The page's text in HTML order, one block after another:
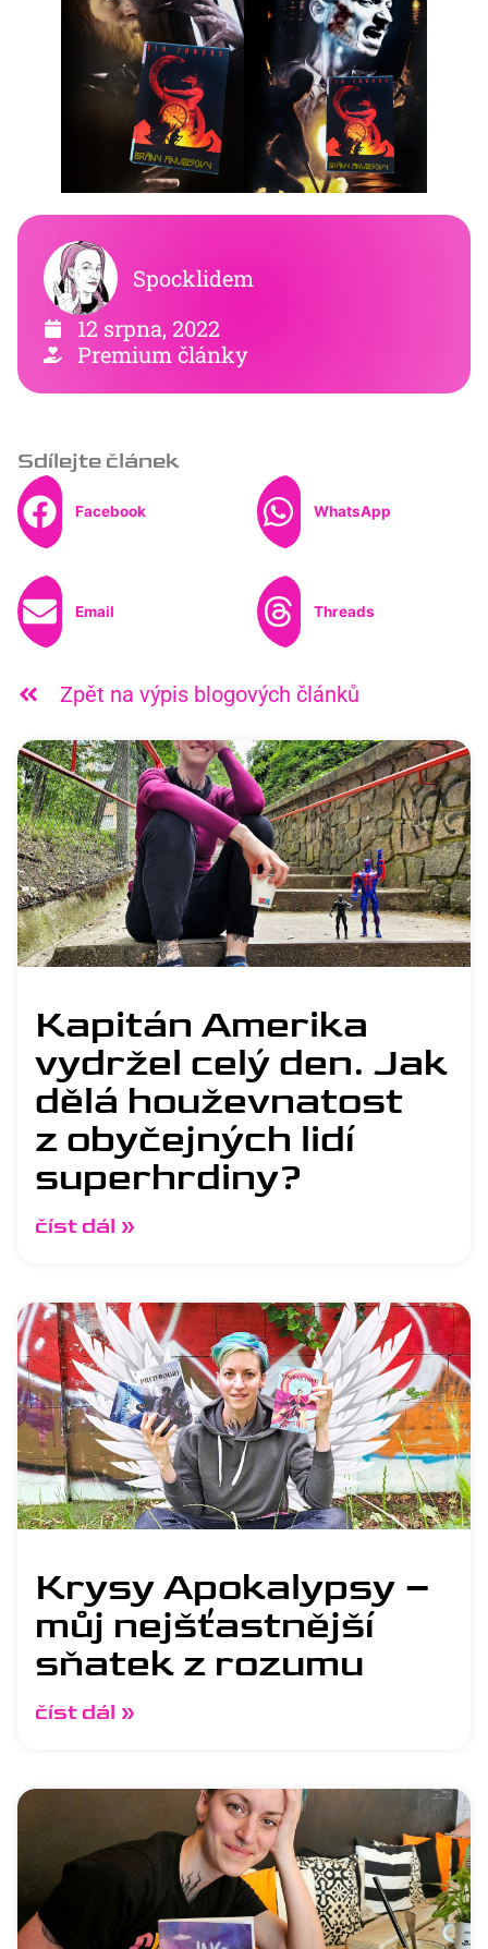
Spocklidem
12 srpna, 2022
Premium články
Sdílejte článek
Facebook WhatsApp
Email Threads
Zpět na výpis blogových článků
Kapitán Amerika
vydržel celý den. Jak
dělá houževnatost
z obyčejných lidí
superhrdiny?
číst dál »
Krysy Apokalypsy –
můj nejšťastnější
sňatek z rozumu
číst dál »